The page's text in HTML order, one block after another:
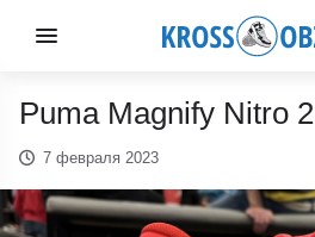
Puma Magnify Nitro 2
7 февраля 2023